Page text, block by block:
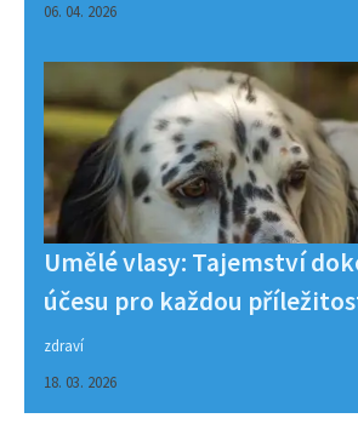
06. 04. 2026
Umělé vlasy: Tajemství
účesu pro každou
zdraví
18. 03. 2026